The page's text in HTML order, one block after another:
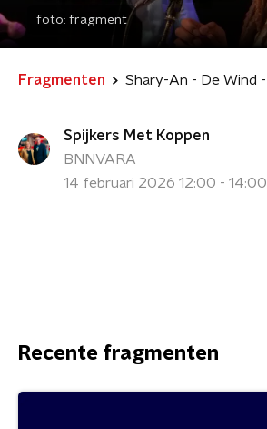
foto: fragment
Fragmenten
Spijkers Met Koppen
BNNVARA
14 februari 2026 12:00 - 14:00
Recente fragmenten